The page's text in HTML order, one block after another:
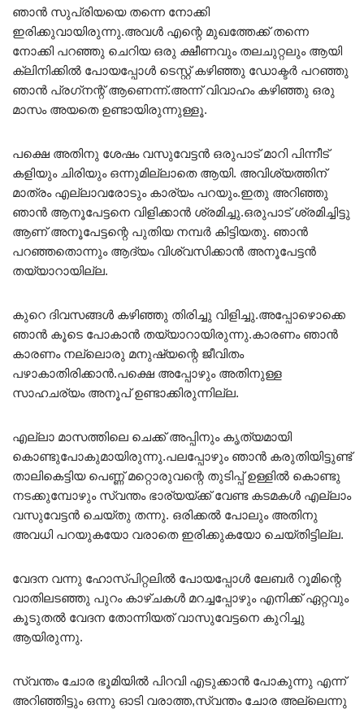
ഞാൻ സുപ്രിയയെ തന്നെ നോക്കി
ഇരിക്കുവായിരുന്നു.അവൾ എന്റെ മുഖത്തേക്ക് തന്നെ
നോക്കി പറഞ്ഞു ചെറിയ ഒരു ക്ഷീണവും തലചുറ്റലും ആയി
ക്ലിനിക്കിൽ പോയപ്പോൾ ടെസ്റ്റ് കഴിഞ്ഞു ഡോക്ടർ പറഞ്ഞു
ഞാൻ പ്രഗ്‌നന്റ് ആണെന്ന്.അന്ന് വിവാഹം കഴിഞ്ഞു ഒരു
മാസം അയതെ ഉണ്ടായിരുന്നുള്ളൂ.
പക്ഷെ അതിനു ശേഷം വസുവേട്ടൻ ഒരുപാട് മാറി പിന്നീട്
കളിയും ചിരിയും ഒന്നുമില്ലാതെ ആയി. അവിശ്യത്തിന്
മാത്രം എല്ലാവരോടും കാര്യം പറയും.ഇതു അറിഞ്ഞു
ഞാൻ ആനൂപേട്ടനെ വിളിക്കാൻ ശ്രമിച്ചു.ഒരുപാട് ശ്രമിച്ചിട്ടു
ആണ് അനൂപേട്ടന്റെ പുതിയ നമ്പർ കിട്ടിയതു. ഞാൻ
പറഞ്ഞതൊന്നും ആദ്യം വിശ്വസിക്കാൻ അനൂപേട്ടൻ
തയ്യാറായില്ല.
കുറെ ദിവസങ്ങൾ കഴിഞ്ഞു തിരിച്ചു വിളിച്ചു.അപ്പോഴൊക്കെ
ഞാൻ കൂടെ പോകാൻ തയ്യാറായിരുന്നു.കാരണം ഞാൻ
കാരണം നല്ലൊരു മനുഷ്യന്റെ ജീവിതം
പഴാകാതിരിക്കാൻ.പക്ഷെ അപ്പോഴും അതിനുള്ള
സാഹചര്യം അനൂപ് ഉണ്ടാക്കിരുന്നില്ല.
എല്ലാ മാസത്തിലെ ചെക്ക് അപ്പിനും കൃത്യമായി
കൊണ്ടുപോകുമായിരുന്നു.പലപ്പോഴും ഞാൻ കരുതിയിട്ടുണ്ട്
താലികെട്ടിയ പെണ്ണ് മറ്റൊരുവന്റെ തുടിപ്പ് ഉള്ളിൽ കൊണ്ടു
നടക്കുമ്പോഴും സ്വന്തം ഭാര്യയ്ക്ക് വേണ്ട കടമകൾ എല്ലാം
വസുവേട്ടൻ ചെയ്തു തന്നു. ഒരിക്കൽ പോലും അതിനു
അവധി പറയുകയോ വരാതെ ഇരിക്കുകയോ ചെയ്തിട്ടില്ല.
വേദന വന്നു ഹോസ്പിറ്റലിൽ പോയപ്പോൾ ലേബർ റൂമിന്റെ
വാതിലടഞ്ഞു പുറം കാഴ്ചകൾ മറച്ചപ്പോഴും എനിക്ക് ഏറ്റവും
കൂടുതൽ വേദന തോന്നിയത് വാസുവേട്ടനെ കുറിച്ചു
ആയിരുന്നു.
സ്വന്തം ചോര ഭൂമിയിൽ പിറവി എടുക്കാൻ പോകുന്നു എന്ന്
അറിഞ്ഞിട്ടും ഒന്നു ഓടി വരാത്ത,സ്വന്തം ചോര അല്ലെന്നു